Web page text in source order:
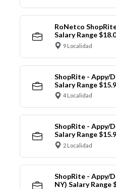
RoNetco
Salary Range
9 Localidad
ShopRite - Appy/
Salary Range
4 Localidad
ShopRite - Appy/
Salary Range
2 Localidad
ShopRite - Appy/
NY) Salary Range